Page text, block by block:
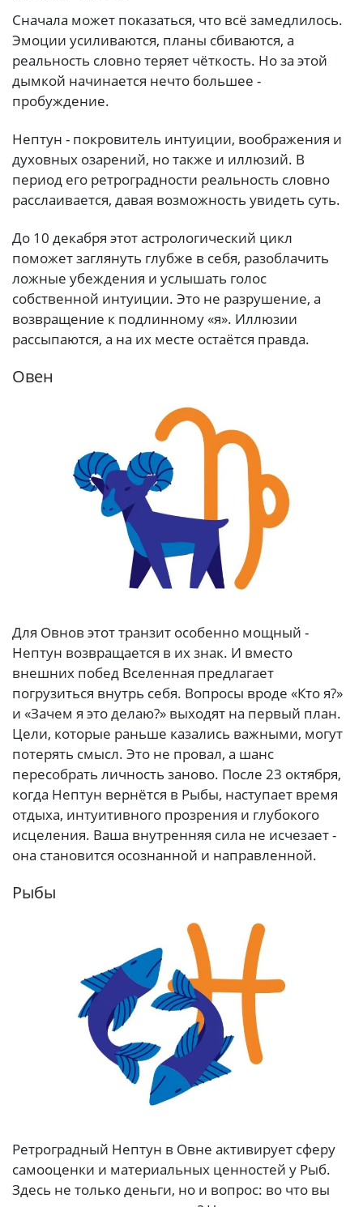
Сначала может показаться, что всё замедлилось.
Эмоции усиливаются, планы сбиваются, а
реальность словно теряет чёткость. Но за этой
дымкой начинается нечто большее -
пробуждение.
Нептун - покровитель интуиции, воображения и
духовных озарений, но также и иллюзий. В
период его ретроградности реальность словно
расслаивается, давая возможность увидеть суть.
До 10 декабря этот астрологический цикл
поможет заглянуть глубже в себя, разоблачить
ложные убеждения и услышать голос
собственной интуиции. Это не разрушение, а
возвращение к подлинному «я». Иллюзии
рассыпаются, а на их месте остаётся правда.
Овен
Для Овнов этот транзит особенно мощный -
Нептун возвращается в их знак. И вместо
внешних побед Вселенная предлагает
погрузиться внутрь себя. Вопросы вроде «Кто я?»
и «Зачем я это делаю?» выходят на первый план.
Цели, которые раньше казались важными, могут
потерять смысл. Это не провал, а шанс
пересобрать личность заново. После 23 октября,
когда Нептун вернётся в Рыбы, наступает время
отдыха, интуитивного прозрения и глубокого
исцеления. Ваша внутренняя сила не исчезает -
она становится осознанной и направленной.
Рыбы
Ретроградный Нептун в Овне активирует сферу
самооценки и материальных ценностей у Рыб.
Здесь не только деньги, но и вопрос: во что вы